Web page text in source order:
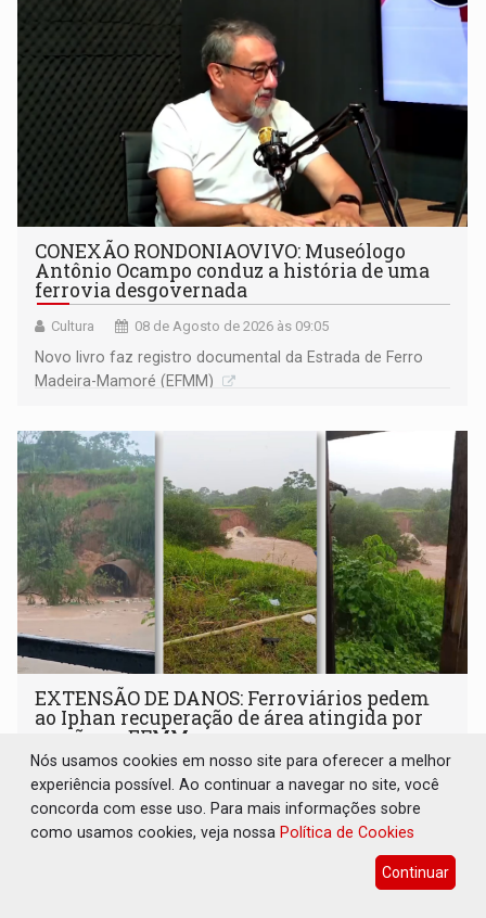
CONEXÃO RONDONIAOVIVO: Museólogo
Antônio Ocampo conduz a história de uma
ferrovia desgovernada
Cultura 08 de Agosto de 2026 às 09:05
Novo livro faz registro documental da Estrada de Ferro
Madeira-Mamoré (EFMM)
EXTENSÃO DE DANOS: Ferroviários pedem
ao Iphan recuperação de área atingida por
erosão na EFMM
08 de Agosto de 2026 às 09:03
A Asfemm defende que a intervenção seja precedida de
fiscalização e de um laudo técnico elaborado pelos
Nós usamos cookies em nosso site para oferecer a melhor
experiência possível. Ao continuar a navegar no site, você
concorda com esse uso. Para mais informações sobre
como usamos cookies, veja nossa Política de Cookies
Continuar